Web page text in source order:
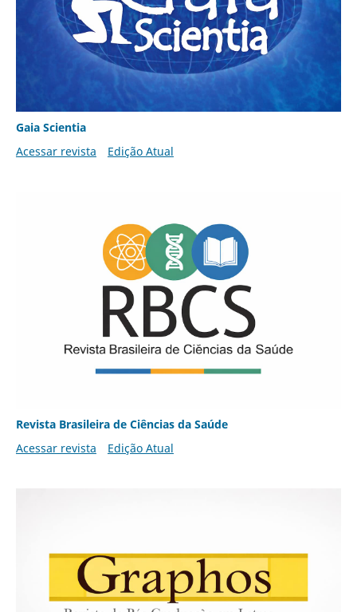
Gaia Scientia
Acessar revista
Edição Atual
Revista Brasileira de Ciências da Saúde
Acessar revista
Edição Atual